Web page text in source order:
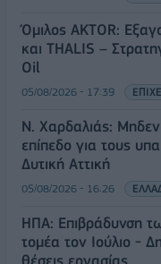
Όμιλος AKTOR:
και THALIS –
Oil
05/08/2026 - 17:39
Ν. Χαρδαλιάς:
επίπεδο για τους
Δυτική Αττική
05/08/2026 - 16:26
ΗΠΑ: Επιβράδυνση
τομέα τον Ιούλιο -
θέσεις εργασίας